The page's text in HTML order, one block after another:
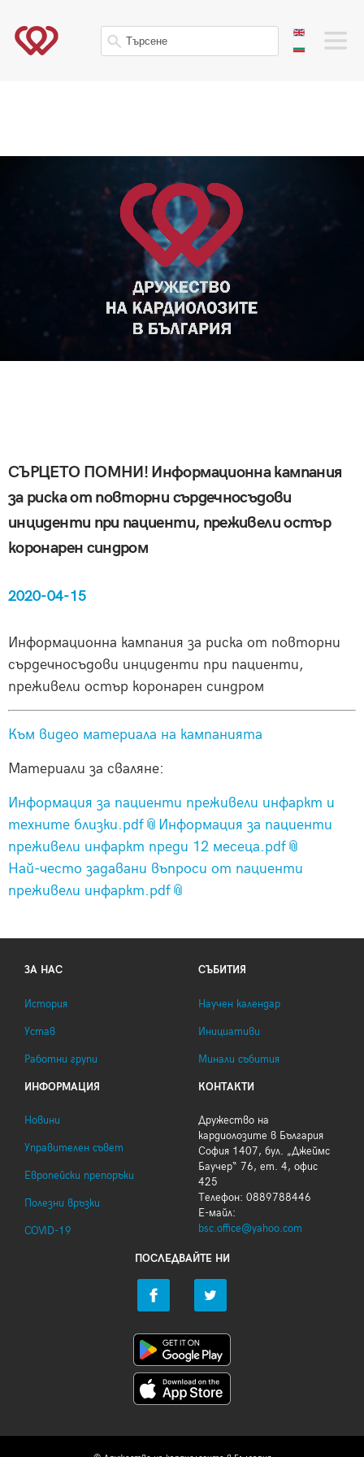
СЪРЦЕТО ПОМНИ! Информационна кампания
за риска от повторни сърдечносъдови
инциденти при пациенти, преживели остър
коронарен синдром
2020-04-15
Информационна кампания за риска от повторни
сърдечносъдови инциденти при пациенти,
преживели остър коронарен синдром
Към видео материала на кампанията
Материали за сваляне:
Информация за пациенти преживели инфаркт и
техните близки.pdf
Информация за пациенти
преживели инфаркт преди 12 месеца.pdf
Най-често задавани въпроси от пациенти
преживели инфаркт.pdf
ЗА НАС
История
Устав
Работни групи
СЪБИТИЯ
Научен календар
Инициативи
Минали събития
ИНФОРМАЦИЯ
Новини
Управителен съвет
Европейски препоръки
Полезни връзки
COVID-19
КОНТАКТИ
Дружество на
кардиолозите в България
София 1407, бул. „Джеймс
Баучер“ 76, ет. 4, офис
425
Телефон: 0889788446
Е-майл:
bsc.office@yahoo.com
ПОСЛЕДВАЙТЕ НИ